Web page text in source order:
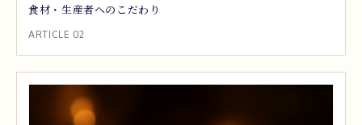
食材・生産者へのこだわり
ARTICLE 02